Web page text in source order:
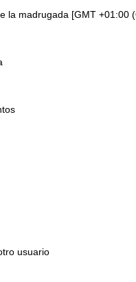
la madrugada [GMT +01:00
usuario